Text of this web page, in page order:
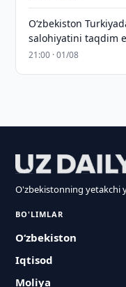
Oʻzbekiston
salohiyatini taqdim
21:00 · 01/08
O'zbekistonning yetakchi
BO'LIMLAR
O‘zbekiston
Iqtisod
Moliya